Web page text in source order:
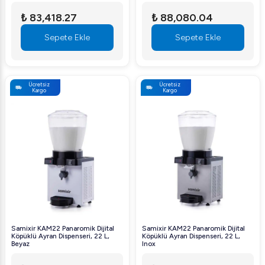
₺ 83,418.27
Sepete Ekle
₺ 88,080.04
Sepete Ekle
Ücretsiz
Kargo
Samixir KAM22 Panaromik Dijital
Köpüklü Ayran Dispenseri, 22 L,
Beyaz
Ücretsiz
Kargo
Samixir KAM22 Panaromik Dijital
Köpüklü Ayran Dispenseri, 22 L,
Inox